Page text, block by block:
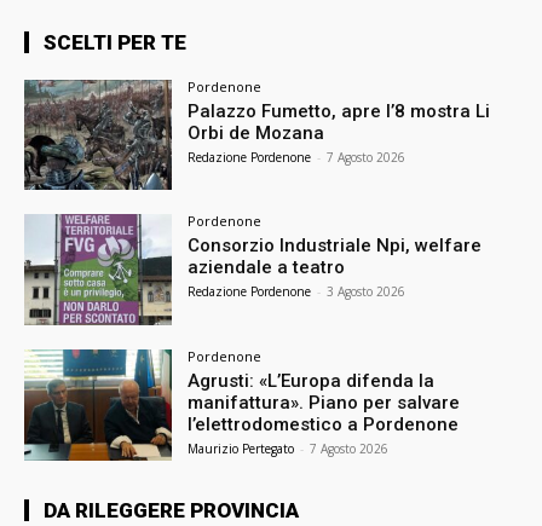
SCELTI PER TE
Pordenone
Palazzo Fumetto, apre l’8 mostra Li
Orbi de Mozana
Redazione Pordenone - 7 Agosto 2026
Pordenone
Consorzio Industriale Npi, welfare
aziendale a teatro
Redazione Pordenone - 3 Agosto 2026
Pordenone
Agrusti: «L’Europa difenda la
manifattura». Piano per salvare
l’elettrodomestico a Pordenone
Maurizio Pertegato - 7 Agosto 2026
DA RILEGGERE PROVINCIA